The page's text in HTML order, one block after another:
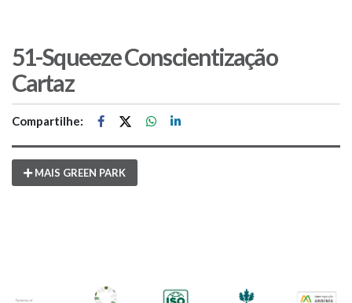
51-Squeeze Conscientização
Cartaz
Compartilhe:
MAIS GREEN PARK